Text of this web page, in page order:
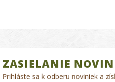
ZASIELANIE
Prihláste sa k odberu noviniek a